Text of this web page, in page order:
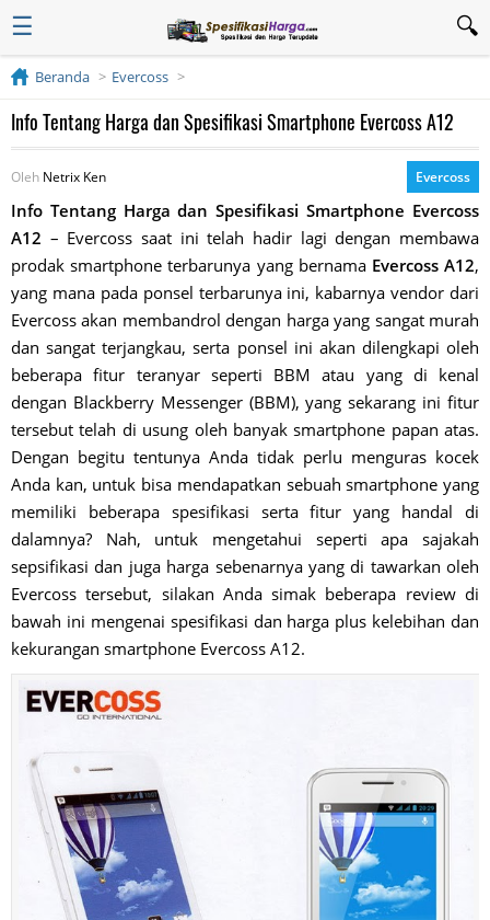
☰
Beranda Evercoss
Info Tentang Harga dan Spesifikasi Smartphone Evercoss A12
Oleh Netrix Ken Evercoss
Info Tentang Harga dan Spesifikasi Smartphone Evercoss
A12 – Evercoss saat ini telah hadir lagi dengan membawa
prodak smartphone terbarunya yang bernama Evercoss A12,
yang mana pada ponsel terbarunya ini, kabarnya vendor dari
Evercoss akan membandrol dengan harga yang sangat murah
dan sangat terjangkau, serta ponsel ini akan dilengkapi oleh
beberapa fitur teranyar seperti BBM atau yang di kenal
dengan Blackberry Messenger (BBM), yang sekarang ini fitur
tersebut telah di usung oleh banyak smartphone papan atas.
Dengan begitu tentunya Anda tidak perlu menguras kocek
Anda kan, untuk bisa mendapatkan sebuah smartphone yang
memiliki beberapa spesifikasi serta fitur yang handal di
dalamnya? Nah, untuk mengetahui seperti apa sajakah
sepsifikasi dan juga harga sebenarnya yang di tawarkan oleh
Evercoss tersebut, silakan Anda simak beberapa review di
bawah ini mengenai spesifikasi dan harga plus kelebihan dan
kekurangan smartphone Evercoss A12.